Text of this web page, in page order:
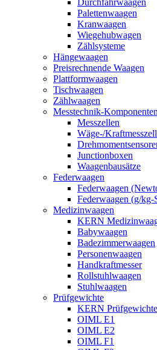
Durchfahrwaagen
Palettenwaagen
Kranwaagen
Wiegehubwagen
Zählsysteme
Hängewaagen
Preisrechnende Waagen
Plattformwaagen
Tischwaagen
Zählwaagen
Messtechnik-Komponenten
Messzellen
Wäge-/
Junctionboxen
Waagenbausätze
Federwaagen
Federwaagen
Federwaagen (g/kg-
Medizinwaagen
KERN
Babywaagen
Badezimmerwaagen
Personenwaagen
Handkraftmesser
Rollstuhlwaagen
Stuhlwaagen
Prüfgewichte
KERN Prüfgewichte
OIML E1
OIML E2
OIML F1